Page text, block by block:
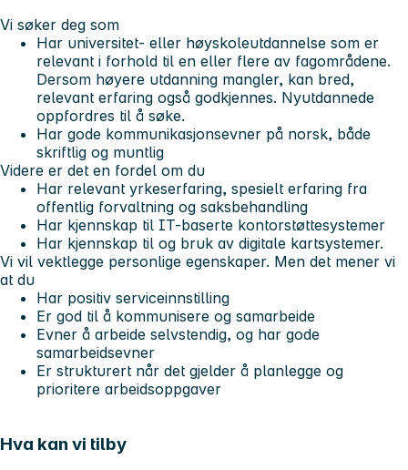
Vi søker deg som
Har universitet- eller høyskoleutdannelse som er
relevant i forhold til en eller flere av fagområdene.
Dersom høyere utdanning mangler, kan bred,
relevant erfaring også godkjennes. Nyutdannede
oppfordres til å søke.
Har gode kommunikasjonsevner på norsk, både
skriftlig og muntlig
Videre er det en fordel om du
Har relevant yrkeserfaring, spesielt erfaring fra
offentlig forvaltning og saksbehandling
Har kjennskap til IT-baserte kontorstøttesystemer
Har kjennskap til og bruk av digitale kartsystemer.
Vi vil vektlegge personlige egenskaper. Men det mener vi
at du
Har positiv serviceinnstilling
Er god til å kommunisere og samarbeide
Evner å arbeide selvstendig, og har gode
samarbeidsevner
Er strukturert når det gjelder å planlegge og
prioritere arbeidsoppgaver
Hva kan vi tilby